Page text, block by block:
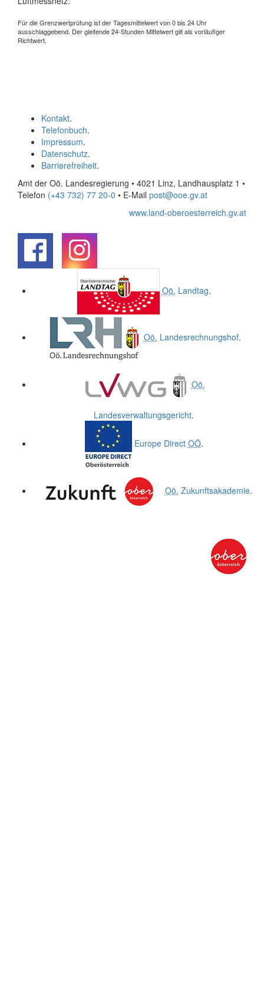
Für die Grenzwertprüfung ist der Tagesmittelwert von 0 bis 24 Uhr
ausschlaggebend. Der gleitende 24-Stunden Mittelwert gilt als vorläufiger
Richtwert.
Kontakt.
Telefonbuch.
Impressum.
Datenschutz.
Barrierefreiheit.
Amt der Oö. Landesregierung • 4021 Linz, Landhausplatz 1 •
Telefon (+43 732) 77 20-0 • E-Mail post@ooe.gv.at
www.land-oberoesterreich.gv.at
Oö. Landtag.
Oö. Landesrechnungshof.
Oö.
Landesverwaltungsgericht.
Europe Direct OÖ.
Oö. Zukunftsakademie.